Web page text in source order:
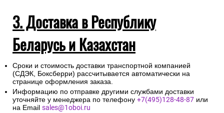
3. Доставка в Республику
Беларусь и Казахстан
Сроки и стоимость доставки транспортной компанией
(СДЭК, Боксберри) рассчитывается автоматически на
странице оформления заказа.
Информацию по отправке другими службами доставки
уточняйте у менеджера по телефону +7(495)128-48-87 или
на Email sales@1oboi.ru